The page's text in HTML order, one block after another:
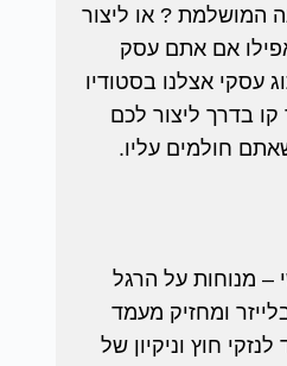
המושלמת ? או ליצור
אפילו אם אתם עסק
עסקי אצלנו בסטודיו
בדרך ליצור לכם
חולמים עליו.
– מנוחות על הרגל
ומחזיק מעמד
חוץ וניקיון של